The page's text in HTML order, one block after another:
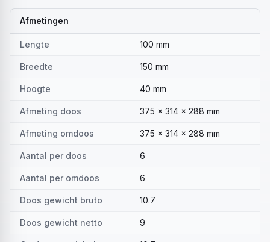
Afmetingen
Lengte 100 mm
Breedte 150 mm
Hoogte 40 mm
Afmeting doos 375 x 314 x 288 mm
Afmeting omdoos 375 x 314 x 288 mm
Aantal per doos 6
Aantal per omdoos 6
Doos gewicht bruto 10.7
Doos gewicht netto 9